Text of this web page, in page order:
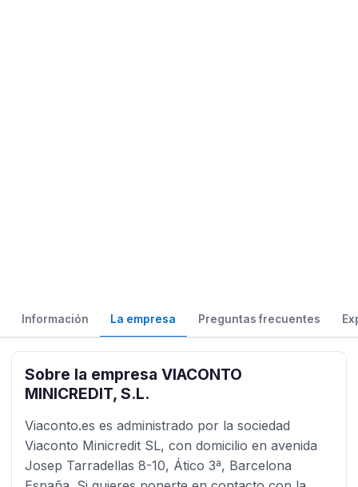
Información La empresa Preguntas frecuentes
Sobre la empresa VIACONTO
MINICREDIT, S.L.
Viaconto.es es administrado por la sociedad
Viaconto Minicredit SL, con domicilio en avenida
Josep Tarradellas 8-10, Ático 3ª, Barcelona